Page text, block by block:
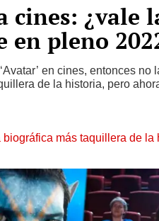
cines: ¿vale
en pleno
en cines, entonces no
de la historia, pero
más taquillera de la